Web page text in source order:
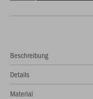
Beschreibung
Details
Material